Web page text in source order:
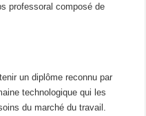
professoral composé de
un diplôme reconnu par
technologique qui les
du marché du travail.